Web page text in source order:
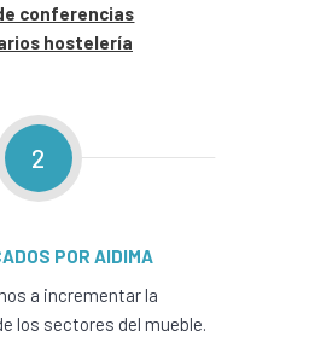
conferencias
hostelería
2
POR AIDIMA
a incrementar la
los sectores del mueble.